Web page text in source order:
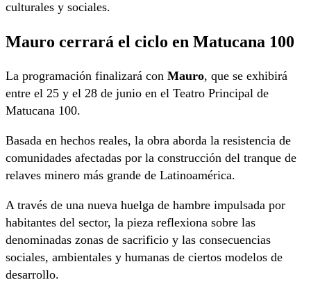
culturales y sociales.
Mauro cerrará el ciclo en Matucana 100
La programación finalizará con Mauro, que se exhibirá
entre el 25 y el 28 de junio en el Teatro Principal de
Matucana 100.
Basada en hechos reales, la obra aborda la resistencia de
comunidades afectadas por la construcción del tranque de
relaves minero más grande de Latinoamérica.
A través de una nueva huelga de hambre impulsada por
habitantes del sector, la pieza reflexiona sobre las
denominadas zonas de sacrificio y las consecuencias
sociales, ambientales y humanas de ciertos modelos de
desarrollo.